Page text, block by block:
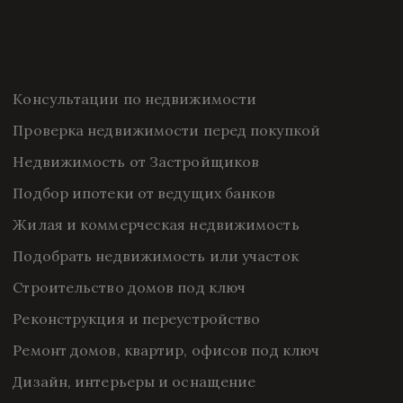
Консультации по недвижимости
Проверка недвижимости перед покупкой
Недвижимость от Застройщиков
Подбор ипотеки от ведущих банков
Жилая и коммерческая недвижимость
Подобрать недвижимость или участок
Строительство домов под ключ
Реконструкция и переустройство
Ремонт домов, квартир, офисов под ключ
Дизайн, интерьеры и оснащение